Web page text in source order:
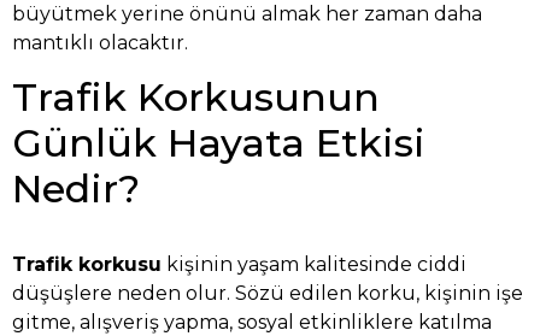
büyütmek yerine önünü almak her zaman daha
mantıklı olacaktır.
Trafik Korkusunun
Günlük Hayata Etkisi
Nedir?
Trafik korkusu kişinin yaşam kalitesinde ciddi
düşüşlere neden olur. Sözü edilen korku, kişinin işe
gitme, alışveriş yapma, sosyal etkinliklere katılma